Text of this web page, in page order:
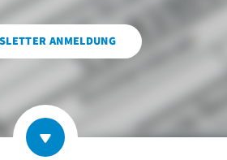
ANMELDUNG